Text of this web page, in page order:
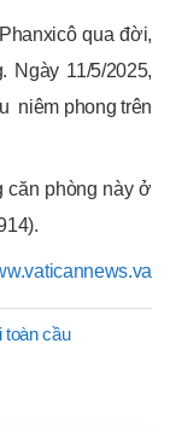
qua đời,
Ngày 11/5/2025,
niêm phong trên
căn phòng này ở
toàn cầu